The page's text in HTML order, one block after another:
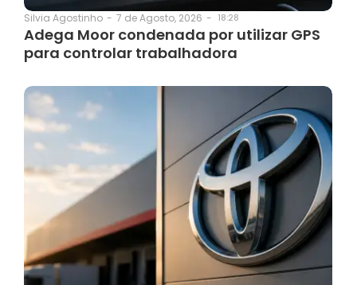
Silvia Agostinho - 7 de Agosto, 2026 - 18:28
Adega Moor condenada por utilizar GPS
para controlar trabalhadora